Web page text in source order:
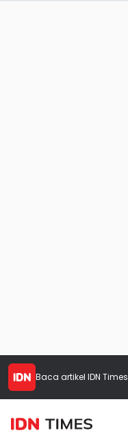
Baca artikel IDN Times